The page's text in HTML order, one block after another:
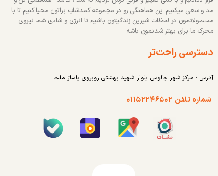
مد و سعی میکنیم این هماهنگی رو در مجموعه کمدشاپ براتون محیا کنیم تا با
محصولاتمون در لحظات شیرین زندگیتون باشیم تا انرژی و شادی شما نیروی
محرک ما برای بهتر شدنمون باشه
دسترسی راحت‌تر
آدرس : مرکز شهر چالوس بلوار شهید بهشتی روبروی پاساژ ملت
شماره تلفن ۰۱۱۵۲۲۴۶۵۰۲